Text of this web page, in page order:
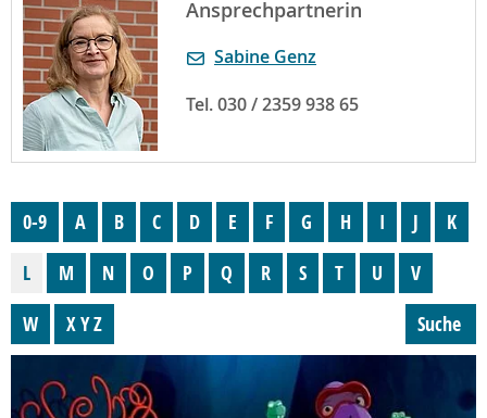
Ansprechpartnerin
Sabine Genz
Tel. 030 / 2359 938 65
0-9 A B C D E F G H I J
K
L
M N O P Q R S T U
V
W
X Y Z Suche